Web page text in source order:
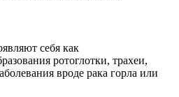
себя как
ротоглотки, трахеи,
вроде рака горла или